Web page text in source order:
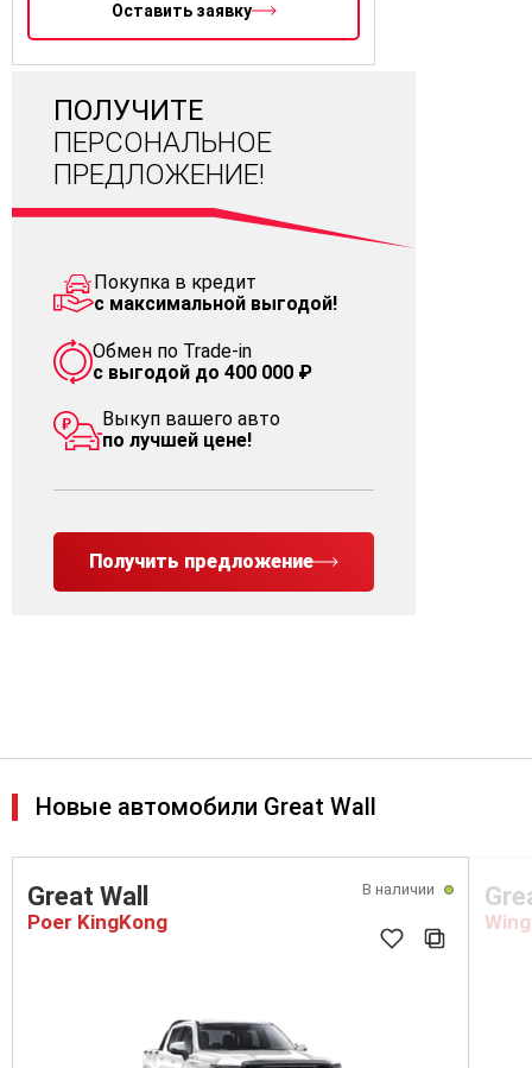
ПОЛУЧИТЕ
ПЕРСОНАЛЬНОЕ
ПРЕДЛОЖЕНИЕ!
Покупка в кредит
с максимальной выгодой!
Обмен по Trade-in
с выгодой до 400 000 ₽
Выкуп вашего авто
по лучшей цене!
Получить предложение
Оставить заявку
Новые автомобили Great Wall
В наличии
Great Wall
Poer KingKong